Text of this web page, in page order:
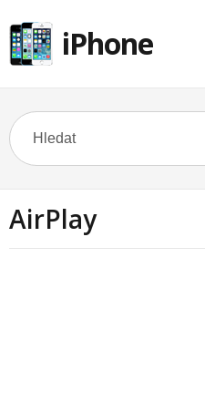
iPhone
AirPlay